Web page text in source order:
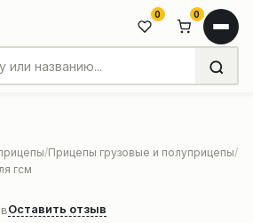
0 0
Прицепы грузовые и полуприцепы
гсм
Оставить отзыв